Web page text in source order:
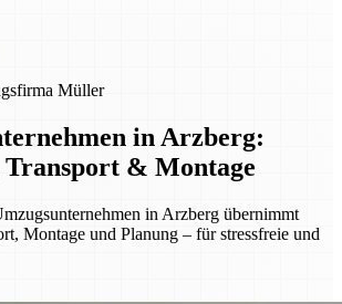
Müller
in Arzberg:
Transport & Montage
in Arzberg übernimmt
Montage und Planung – für stressfreie und